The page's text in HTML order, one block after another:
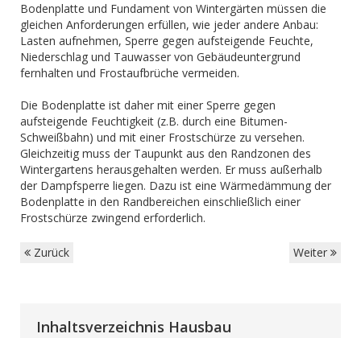
Bodenplatte und Fundament von Wintergärten müssen die
gleichen Anforderungen erfüllen, wie jeder andere Anbau:
Lasten aufnehmen, Sperre gegen aufsteigende Feuchte,
Niederschlag und Tauwasser von Gebäudeuntergrund
fernhalten und Frostaufbrüche vermeiden.
Die Bodenplatte ist daher mit einer Sperre gegen
aufsteigende Feuchtigkeit (z.B. durch eine Bitumen-
Schweißbahn) und mit einer Frostschürze zu versehen.
Gleichzeitig muss der Taupunkt aus den Randzonen des
Wintergartens herausgehalten werden. Er muss außerhalb
der Dampfsperre liegen. Dazu ist eine Wärmedämmung der
Bodenplatte in den Randbereichen einschließlich einer
Frostschürze zwingend erforderlich.
Zurück Weiter
Inhaltsverzeichnis Hausbau